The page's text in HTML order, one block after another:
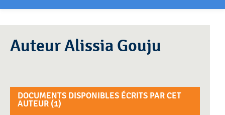
Auteur Alissia Gouju
DOCUMENTS DISPONIBLES ÉCRITS PAR CET
AUTEUR (1)